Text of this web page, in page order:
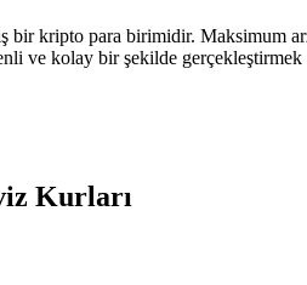
kripto para birimidir. Maksimum
ve kolay bir şekilde gerçekleştirmek
Kurları